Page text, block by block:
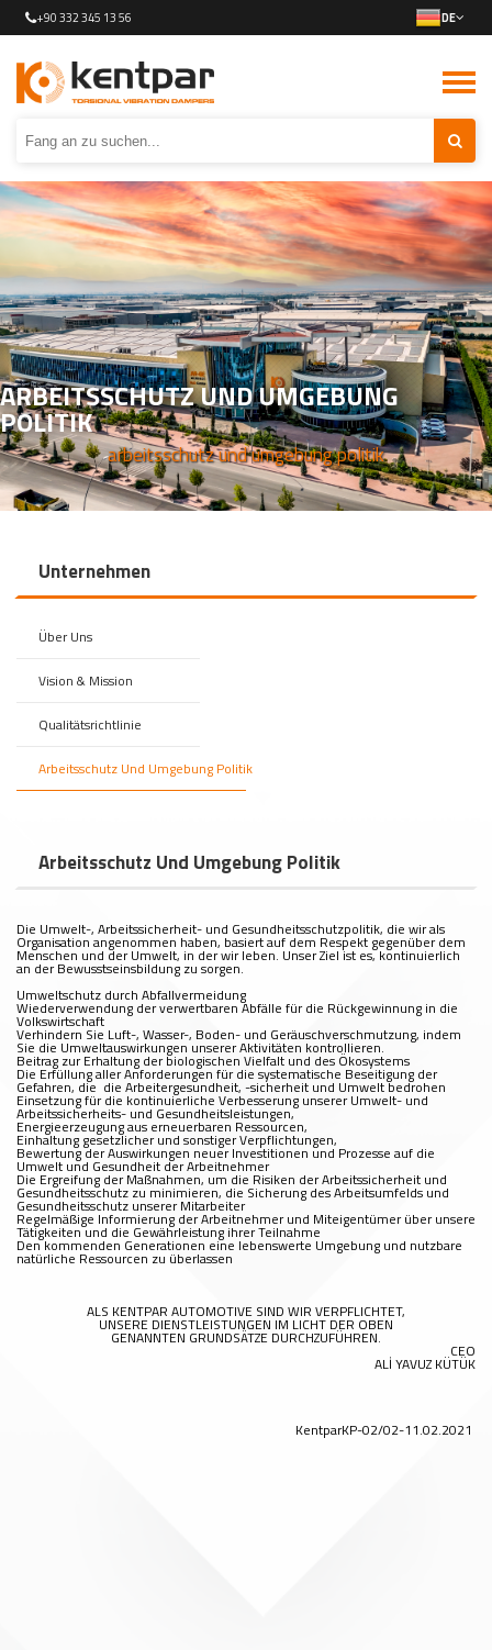
+90 332 345 13 56 DE
ARBEITSSCHUTZ UND UMGEBUNG
POLITIK
arbeitsschutz und umgebung politik
Unternehmen
Über Uns
Vision & Mission
Qualitätsrichtlinie
Arbeitsschutz Und Umgebung Politik
Arbeitsschutz Und Umgebung Politik
Die Umwelt-, Arbeitssicherheit- und Gesundheitsschutzpolitik, die wir als
Organisation angenommen haben, basiert auf dem Respekt gegenüber dem
Menschen und der Umwelt, in der wir leben. Unser Ziel ist es, kontinuierlich
an der Bewusstseinsbildung zu sorgen.
Umweltschutz durch Abfallvermeidung
Wiederverwendung der verwertbaren Abfälle für die Rückgewinnung in die
Volkswirtschaft
Verhindern Sie Luft-, Wasser-, Boden- und Geräuschverschmutzung, indem
Sie die Umweltauswirkungen unserer Aktivitäten kontrollieren.
Beitrag zur Erhaltung der biologischen Vielfalt und des Ökosystems
Die Erfüllung aller Anforderungen für die systematische Beseitigung der
Gefahren, die die Arbeitergesundheit, -sicherheit und Umwelt bedrohen
Einsetzung für die kontinuierliche Verbesserung unserer Umwelt- und
Arbeitssicherheits- und Gesundheitsleistungen,
Energieerzeugung aus erneuerbaren Ressourcen,
Einhaltung gesetzlicher und sonstiger Verpflichtungen,
Bewertung der Auswirkungen neuer Investitionen und Prozesse auf die
Umwelt und Gesundheit der Arbeitnehmer
Die Ergreifung der Maßnahmen, um die Risiken der Arbeitssicherheit und
Gesundheitsschutz zu minimieren, die Sicherung des Arbeitsumfelds und
Gesundheitsschutz unserer Mitarbeiter
Regelmäßige Informierung der Arbeitnehmer und Miteigentümer über unsere
Tätigkeiten und die Gewährleistung ihrer Teilnahme
Den kommenden Generationen eine lebenswerte Umgebung und nutzbare
natürliche Ressourcen zu überlassen
ALS KENTPAR AUTOMOTIVE SIND WIR VERPFLICHTET,
UNSERE DIENSTLEISTUNGEN IM LICHT DER OBEN
GENANNTEN GRUNDSÄTZE DURCHZUFÜHREN.
CEO
ALİ YAVUZ KÜTÜK
KentparKP-02/02-11.02.2021